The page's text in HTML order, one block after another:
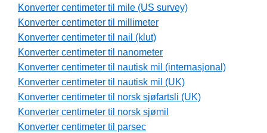
Konverter centimeter til mile (US survey)
Konverter centimeter til millimeter
Konverter centimeter til nail (klut)
Konverter centimeter til nanometer
Konverter centimeter til nautisk mil (internasjonal)
Konverter centimeter til nautisk mil (UK)
Konverter centimeter til norsk sjøfartsli (UK)
Konverter centimeter til norsk sjømil
Konverter centimeter til parsec